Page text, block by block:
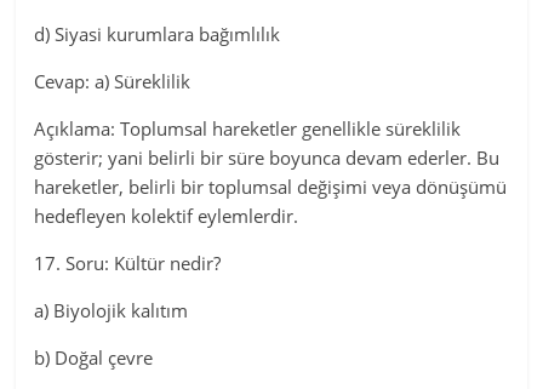
d) Siyasi kurumlara bağımlılık
Cevap: a) Süreklilik
Açıklama: Toplumsal hareketler genellikle süreklilik
gösterir; yani belirli bir süre boyunca devam ederler. Bu
hareketler, belirli bir toplumsal değişimi veya dönüşümü
hedefleyen kolektif eylemlerdir.
17. Soru: Kültür nedir?
a) Biyolojik kalıtım
b) Doğal çevre